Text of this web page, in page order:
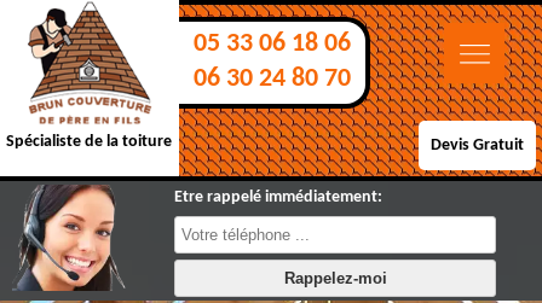
Spécialiste de la toiture
05 33 06 18 06
06 30 24 80 70
Devis Gratuit
Etre rappelé immédiatement: